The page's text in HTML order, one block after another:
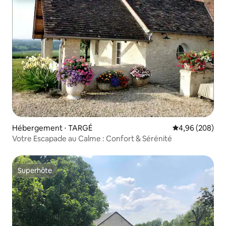
Hébergement ⋅ TARGÉ Évaluation
4,96 (208)
Votre Escapade au Calme : Confort & Sérénité
Superhôte
Superhôte